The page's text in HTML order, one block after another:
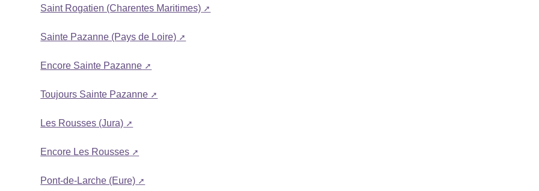
Saint Rogatien (Charentes Maritimes)
Sainte Pazanne (Pays de Loire)
Encore Sainte Pazanne
Toujours Sainte Pazanne
Les Rousses (Jura)
Encore Les Rousses
Pont-de-Larche (Eure)